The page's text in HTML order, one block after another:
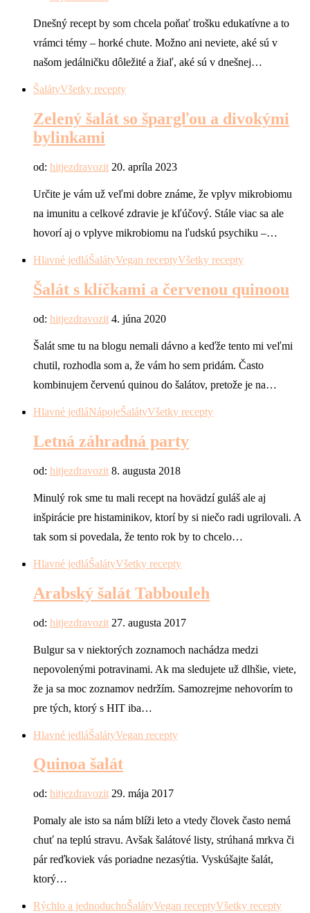
Dnešný recept by som chcela poňať trošku edukatívne a to
vrámci témy – horké chute. Možno ani neviete, aké sú v
našom jedálničku dôležité a žiaľ, aké sú v dnešnej…
ŠalátyVšetky recepty
Zelený šalát so špargľou a divokými
bylinkami
od: hitjezdravozit 20. apríla 2023
Určite je vám už veľmi dobre známe, že vplyv mikrobiomu
na imunitu a celkové zdravie je kľúčový. Stále viac sa ale
hovorí aj o vplyve mikrobiomu na ľudskú psychiku –…
Hlavné jedláŠalátyVegan receptyVšetky recepty
Šalát s klíčkami a červenou quinoou
od: hitjezdravozit 4. júna 2020
Šalát sme tu na blogu nemali dávno a keďže tento mi veľmi
chutil, rozhodla som a, že vám ho sem pridám. Často
kombinujem červenú quinou do šalátov, pretože je na…
Hlavné jedláNápojeŠalátyVšetky recepty
Letná záhradná party
od: hitjezdravozit 8. augusta 2018
Minulý rok sme tu mali recept na hovädzí guláš ale aj
inšpirácie pre histaminikov, ktorí by si niečo radi ugrilovali. A
tak som si povedala, že tento rok by to chcelo…
Hlavné jedláŠalátyVšetky recepty
Arabský šalát Tabbouleh
od: hitjezdravozit 27. augusta 2017
Bulgur sa v niektorých zoznamoch nachádza medzi
nepovolenými potravinami. Ak ma sledujete už dlhšie, viete,
že ja sa moc zoznamov nedržím. Samozrejme nehovorím to
pre tých, ktorý s HIT iba…
Hlavné jedláŠalátyVegan recepty
Quinoa šalát
od: hitjezdravozit 29. mája 2017
Pomaly ale isto sa nám blíži leto a vtedy človek často nemá
chuť na teplú stravu. Avšak šalátové listy, strúhaná mrkva či
pár reďkoviek vás poriadne nezasýtia. Vyskúšajte šalát,
ktorý…
Rýchlo a jednoduchoŠalátyVegan receptyVšetky recepty